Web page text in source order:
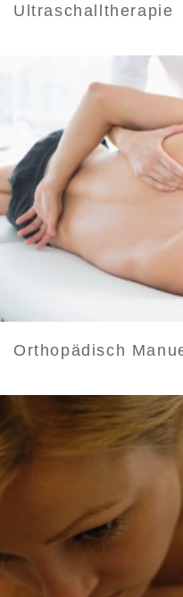
Ultraschalltherapie
Orthopädisch